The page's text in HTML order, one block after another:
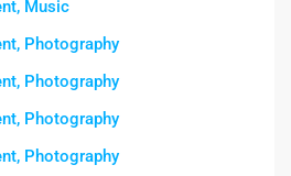
Music
Photography
Photography
Photography
Photography